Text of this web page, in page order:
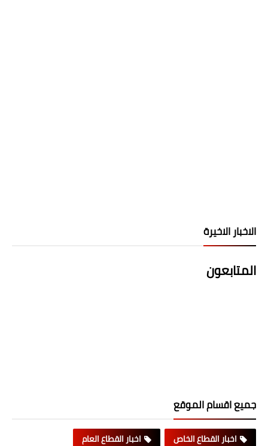
الاخبار الاخيرة
المتابعون
جميع اقسام الموقع
اخبار القطاع الخاص
اخبار القطاع العام